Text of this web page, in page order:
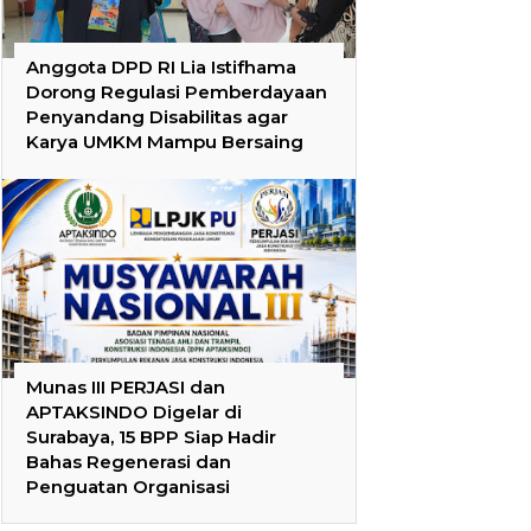
Anggota DPD RI Lia Istifhama
Dorong Regulasi Pemberdayaan
Penyandang Disabilitas agar
Karya UMKM Mampu Bersaing
Munas III PERJASI dan
APTAKSINDO Digelar di
Surabaya, 15 BPP Siap Hadir
Bahas Regenerasi dan
Penguatan Organisasi